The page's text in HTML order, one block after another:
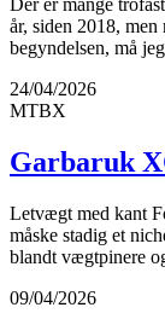
år, siden 2018, men
begyndelsen, må
24/04/2026
MTBX
Garbaruk
Letvægt med kant
måske stadig et
blandt vægtpinere
09/04/2026